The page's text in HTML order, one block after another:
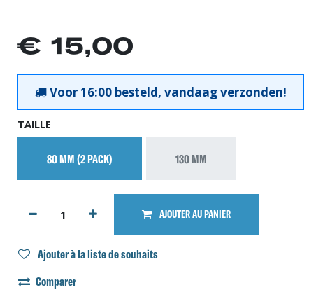
€ 15,00
Voor 16:00 besteld, vandaag verzonden!
TAILLE
80 MM (2 PACK) 130 MM
AJOUTER AU PANIER
Ajouter à la liste de souhaits
Comparer